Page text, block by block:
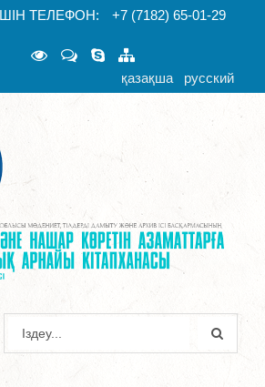
ТЕЛЕФОН: +7 (7182) 65-01-29
қазақша русский